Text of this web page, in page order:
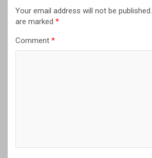
Your email address will not be published.
are marked *
Comment *